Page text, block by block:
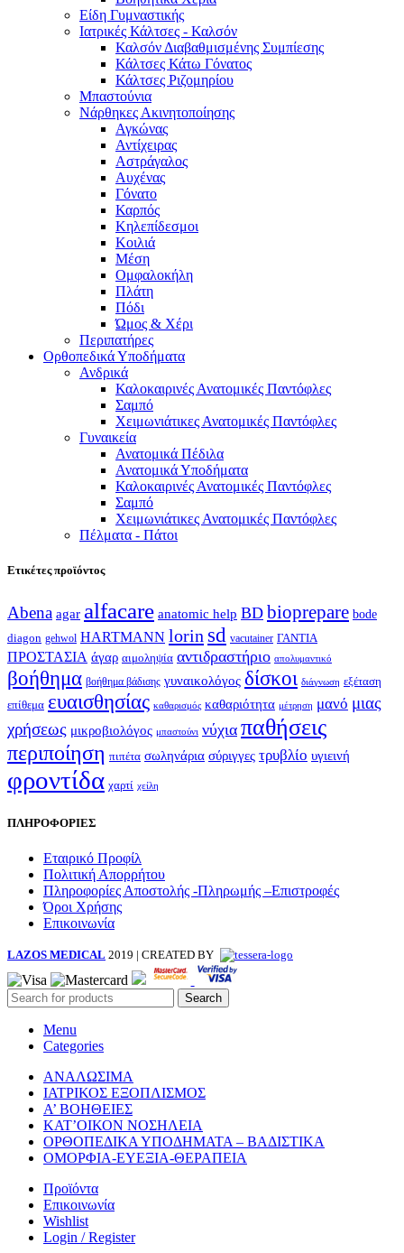
Είδη Γυμναστικής
Ιατρικές Κάλτσες - Καλσόν
Καλσόν Διαβαθμισμένης Συμπίεσης
Κάλτσες Κάτω Γόνατος
Κάλτσες Ριζομηρίου
Μπαστούνια
Νάρθηκες Ακινητοποίησης
Αγκώνας
Αντίχειρας
Αστράγαλος
Αυχένας
Γόνατο
Καρπός
Κηλεπίδεσμοι
Κοιλιά
Μέση
Ομφαλοκήλη
Πλάτη
Πόδι
Ώμος & Χέρι
Περιπατήρες
Ορθοπεδικά Υποδήματα
Ανδρικά
Καλοκαιρινές Ανατομικές Παντόφλες
Σαμπό
Χειμωνιάτικες Ανατομικές Παντόφλες
Γυναικεία
Ανατομικά Πέδιλα
Ανατομικά Υποδήματα
Καλοκαιρινές Ανατομικές Παντόφλες
Σαμπό
Χειμωνιάτικες Ανατομικές Παντόφλες
Πέλματα - Πάτοι
Ετικέτες προϊόντος
Abena agar alfacare anatomic help BD bioprepare bode
diagon gehwol HARTMANN lorin sd vacutainer ΓΑΝΤΙΑ
ΠΡΟΣΤΑΣΙΑ άγαρ αιμοληψία αντιδραστήριο απολυμαντικό
βοήθημα βοήθημα βάδισης γυναικολόγος δίσκοι διάγνωση εξέταση
επίθεμα ευαισθησίας καθαρισμός καθαριότητα μέτρηση μανό μιας
χρήσεως μικροβιολόγος μπαστούνι νύχια παθήσεις
περιποίηση πιπέτα σωληνάρια σύριγγες τρυβλίο υγιεινή
φροντίδα χαρτί χείλη
ΠΛΗΡΟΦΟΡΙΕΣ
Εταιρικό Προφίλ
Πολιτική Απορρήτου
Πληροφορίες Αποστολής -Πληρωμής –Επιστροφές
Όροι Χρήσης
Επικοινωνία
LAZOS MEDICAL 2019 | CREATED BY
Search
Menu
Categories
ΑΝΑΛΩΣΙΜΑ
ΙΑΤΡΙΚΟΣ ΕΞΟΠΛΙΣΜΟΣ
Α’ ΒΟΗΘΕΙΕΣ
ΚΑΤ’ΟΙΚΟΝ ΝΟΣΗΛΕΙΑ
ΟΡΘΟΠΕΔΙΚΑ ΥΠΟΔΗΜΑΤΑ – ΒΑΔΙΣΤΙΚΑ
ΟΜΟΡΦΙΑ-ΕΥΕΞΙΑ-ΘΕΡΑΠΕΙΑ
Προϊόντα
Επικοινωνία
Wishlist
Login / Register